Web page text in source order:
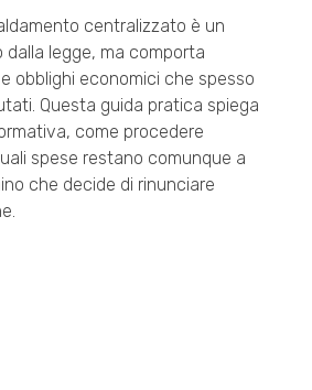
centralizzato è un
legge, ma comporta
obblighi economici che spesso
Questa guida pratica spiega
come procedere
spese restano comunque a
che decide di rinunciare